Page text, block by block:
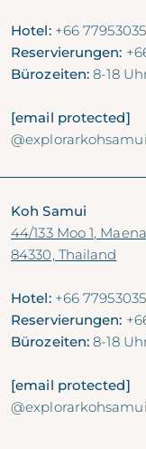
Hotel: +66 77953035
Reservierungen:
Bürozeiten: 8-18
[email protected]
@explorarkohsamui
Koh Samui
44/133 Moo 1,
84330, Thailand
Hotel: +66 77953035
Reservierungen:
Bürozeiten: 8-18
[email protected]
@explorarkohsamui